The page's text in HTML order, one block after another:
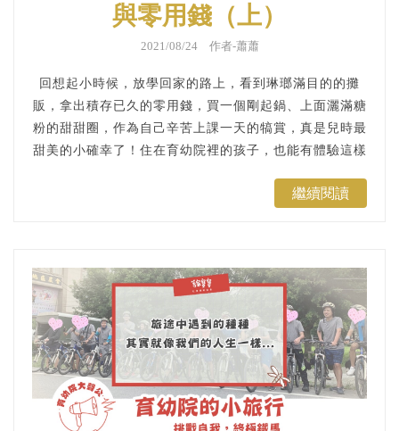
與零用錢（上）
2021/08/24 作者-蕭蕭
回想起小時候，放學回家的路上，看到琳瑯滿目的的攤
販，拿出積存已久的零用錢，買一個剛起鍋、上面灑滿糖
粉的甜甜圈，作為自己辛苦上課一天的犒賞，真是兒時最
甜美的小確幸了！住在育幼院裡的孩子，也能有體驗這樣
繼續閱讀